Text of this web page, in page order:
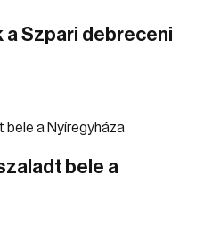
a Szpari debreceni
bele a